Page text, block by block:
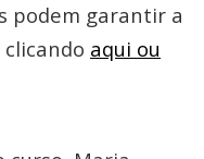
podem garantir a
aqui ou